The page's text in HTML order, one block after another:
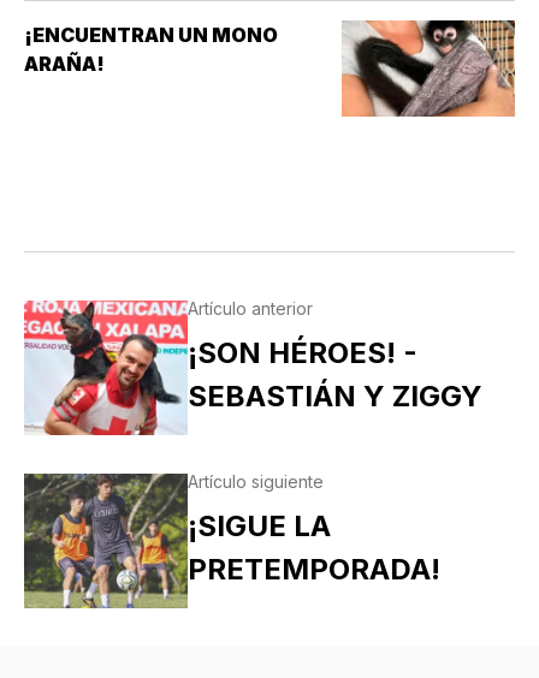
¡ENCUENTRAN UN MONO
ARAÑA!
Artículo anterior
¡SON HÉROES! -
SEBASTIÁN Y ZIGGY
Artículo siguiente
¡SIGUE LA
PRETEMPORADA!